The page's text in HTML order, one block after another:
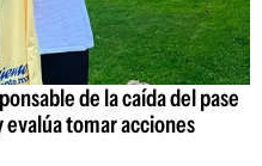
de la caída del pase
evalúa tomar acciones